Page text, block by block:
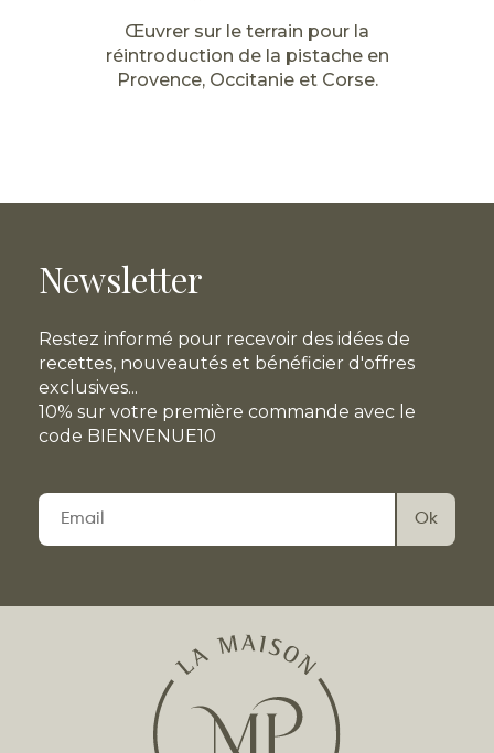
Œuvrer sur le terrain pour la
réintroduction de la pistache en
Provence, Occitanie et Corse.
Newsletter
Restez informé pour recevoir des idées de
recettes, nouveautés et bénéficier d'offres
exclusives...
10% sur votre première commande avec le
code BIENVENUE10
Veuillez
laisser